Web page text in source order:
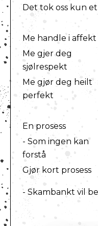
Det tok oss kun
Me handle i affekt
Me gjer deg
sjølrespekt
Me gjør deg heilt
perfekt
En prosess
- Som ingen kan
forstå
Gjør kort prosess
- Skambankt vil